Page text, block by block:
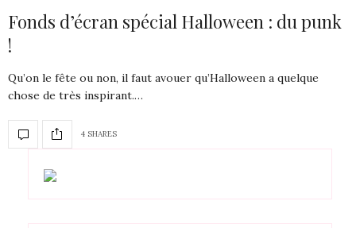
Fonds d’écran spécial Halloween : du punk
!
Qu’on le fête ou non, il faut avouer qu’Halloween a quelque
chose de très inspirant.…
4 SHARES